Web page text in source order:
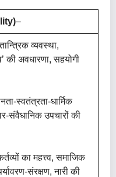
–
व्यवस्था,
की अवधारणा, सहयोगी
स्वतंत्रता-धार्मिक
संवैधानिक उपचारों की
का महत्त्व, समाजिक
संरक्षण, नारी की